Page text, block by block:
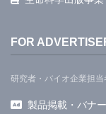
FOR
研究者・バイオ企業担当
製品掲載・バナ